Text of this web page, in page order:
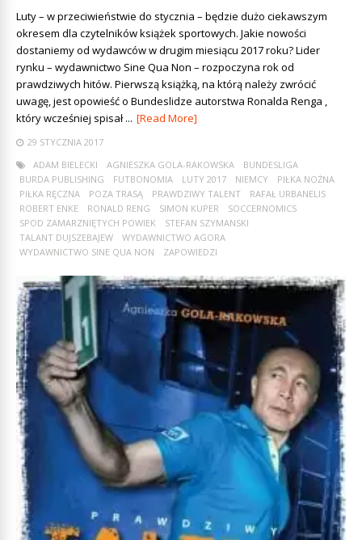
Luty – w przeciwieństwie do stycznia – będzie dużo ciekawszym
okresem dla czytelników książek sportowych. Jakie nowości
dostaniemy od wydawców w drugim miesiącu 2017 roku? Lider
rynku – wydawnictwo Sine Qua Non – rozpoczyna rok od
prawdziwych hitów. Pierwszą książką, na którą należy zwrócić
uwagę, jest opowieść o Bundeslidze autorstwa Ronalda Renga ,
który wcześniej spisał ... [Read More]
29 STYCZNIA 2017
ADAM BIELECKI
AGNIESZKA GOLA-RAKOWSKA
BUNDESLIGA
BURDA PUBLISHING
FUTBONOMIA LUTY 2017 NIEMCY
PIŁKA NOŻNA
PIŁKA RĘCZNA
POZA TRASĄ PRAWDZIWY TALENT
RAFAŁ URBANELIS
ROBERT ENKE
RONALD RENG SIMON KUPER
SOCCERNOMICS
SPOD ZAMARZNIĘTYCH POWIEK
STEFAN SZYMANSKI
TALANT DUJSZEBAJEW
WYDAWNICTWO AGORA
WYDAWNICTWO SINE QUA NON
ZAPOWIEDZI